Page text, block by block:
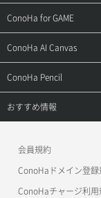
用語集
お問い合わせ
お乗り換えガイド
よくある質問
ご利用ガイド
APIドキュメントVPS2.0
APIドキュメントVPS3.0
サポートトップ
ご利用ガイド
APIドキュメントVPS2.0
APIドキュメントVPS3.0
ConoHa for GAME
サポートトップ
ご利用ガイド
ConoHa AI Canvas
サポートトップ
ご利用ガイド
ConoHa Pencil
サポートトップ
おすすめ情報
美雲このは徹底ガイド
会員規約
ConoHaドメイン登
ConoHaチャージ利